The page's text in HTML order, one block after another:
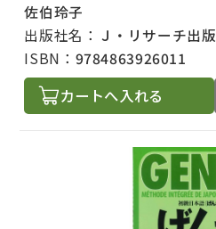
佐伯玲子
出版社名： Ｊ・リサーチ出版
ISBN： 9784863926011
カートへ入れる